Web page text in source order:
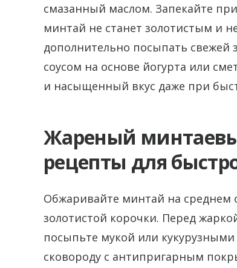
смазанный маслом. Запекайте
минтай не станет золотистым и
дополнительно посыпать свежей
соусом на основе йогурта или
и насыщенный вкус даже при
Жареный
рецепты для
Обжаривайте минтай на среднем
золотистой корочки. Перед
посыпьте мукой или
сковороду с антипригарным